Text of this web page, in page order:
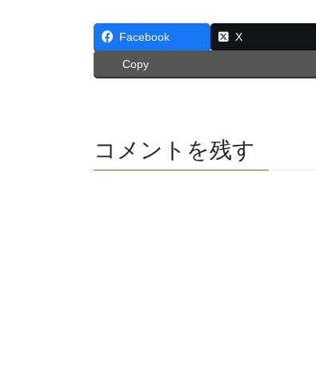
Facebook X
Copy
コメントを残す